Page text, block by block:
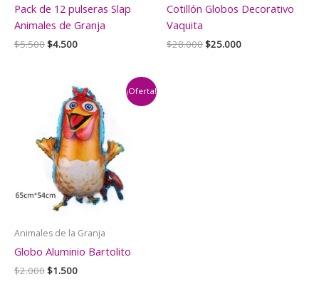
Pack de 12 pulseras Slap
Animales de Granja
$5.500El
$5.500.
$4.500El
$4.500.
Cotillón Globos Decorativo
Vaquita
$28.000El
$25.000El
¡Oferta!
Animales de la Granja
Globo Aluminio Bartolito
$2.000El
$1.500El